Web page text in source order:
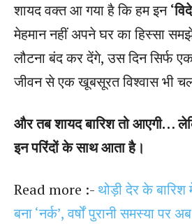
शायद वक्त आ गया है कि हम इन
मेहमान नहीं अपने घर का हिस्सा
लौटना बंद कर देंगे, उस दिन सिर्फ एक
जीवन से एक खूबसूरत विश्वास भी
और तब शायद बारिश तो आएगी…
इन परिंदों के साथ आता है।
Read more :- थोड़ी देर के बारिश
बना ‘नर्क’, वर्षों पुरानी समस्या पर